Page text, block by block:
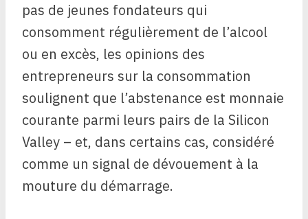
pas de jeunes fondateurs qui
consomment régulièrement de l’alcool
ou en excès, les opinions des
entrepreneurs sur la consommation
soulignent que l’abstenance est monnaie
courante parmi leurs pairs de la Silicon
Valley – et, dans certains cas, considéré
comme un signal de dévouement à la
mouture du démarrage.